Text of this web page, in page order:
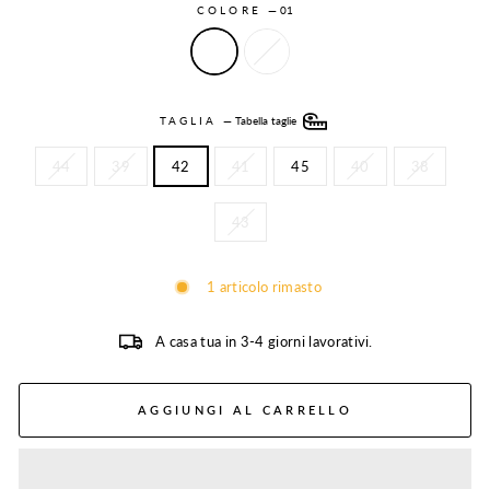
COLORE — 01
TAGLIA— Tabella taglie
42 45
1 articolo rimasto
A casa tua in 3-4 giorni lavorativi.
AGGIUNGI AL CARRELLO